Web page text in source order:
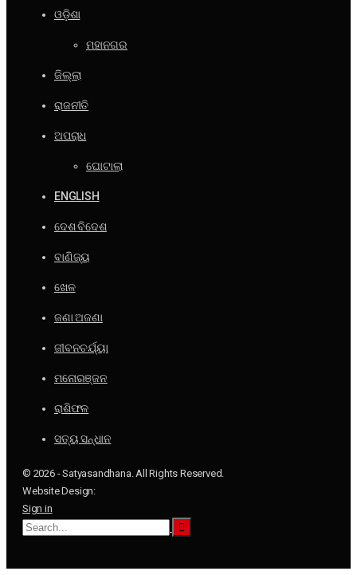
ଓଡ଼ିଶା
ମହାନଗର
ଜିଲ୍ଲା
ରାଜନୀତି
ଅପରାଧ
ଘୋଟାଲା
ENGLISH
ଦେଶ ବିଦେଶ
ବାଣିଜ୍ୟ
ଖେଳ
ଜଣା ଅଜଣା
ଜୀବନଚର୍ଯ୍ୟା
ମନୋରଞ୍ଜନ
ରାଶିଫଳ
ସତ୍ୟ ସନ୍ଧାନ
© 2026 - Satyasandhana. All Rights Reserved.
Website Design:
Sign in